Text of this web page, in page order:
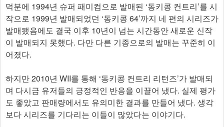
덕분에 1994년 슈퍼 패미컴으로 발매된 ‘동키콩 컨트리’를 시
작으로 1999년 발매되었던 ‘동키콩 64’까지 네 편의 시리즈가
발매됐음에도 결국 이후 10년이 넘는 시간동안 새로운 신작
이 발매되지 못했다. 다만 다른 기종으로의 발매는 꾸준히 이
어졌다.
하지만 2010년 WII를 통해 ‘동키콩 컨트리 리턴즈’가 발매되
며 다시금 유저들의 긍정적인 반응을 이끌어 냈다. 실제 평가
도 좋았고 판매량에서도 유의미한 결과를 만들어 냈다. 생각
보다 시리즈를 기다리는 이들이 많았다는 이야기다.